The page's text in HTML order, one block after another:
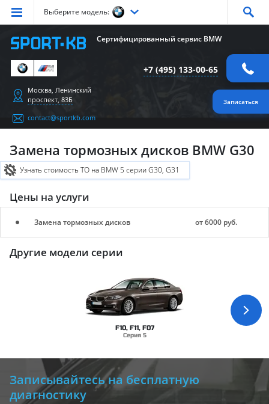
Выберите модель:
Серия Серия Серия
СерияX3
Серия X4 X6 СерияZ4 СерияM
Сертифицированный сервис BMW
+7 (495) 133-00-65
Записаться
Москва, Ленинский
проспект, 83Б
contact@sportkb.com
Замена тормозных дисков BMW G30
Узнать стоимость ТО на BMW 5 серии G30, G31
Цены на услуги
Замена тормозных дисков от 6000 руб.
Другие модели серии
F10, F11, F07
Серия 5
Записывайтесь на бесплатную
диагностику